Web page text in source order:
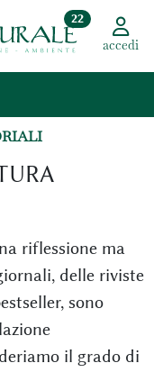
22
accedi
riflessione ma
delle riviste
sono
il grado di